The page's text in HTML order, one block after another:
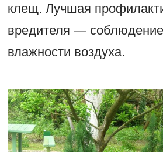
клещ. Лучшая
вредителя —
влажности воздуха.